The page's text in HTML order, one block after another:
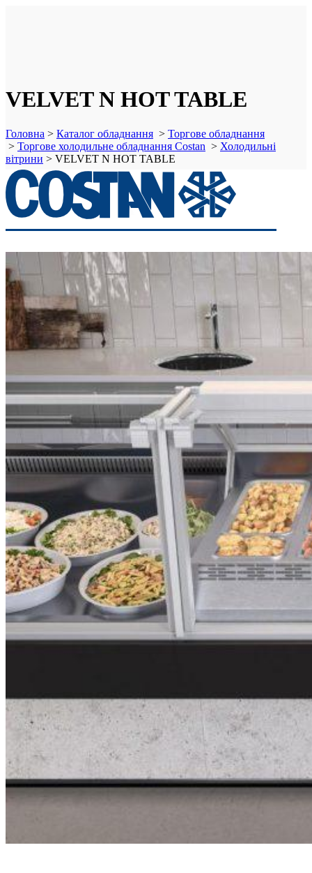
VELVET N HOT TABLE
Головна > Каталог обладнання > Торгове обладнання
> Торгове холодильне обладнання Costan > Холодильні
вітрини > VELVET N HOT TABLE